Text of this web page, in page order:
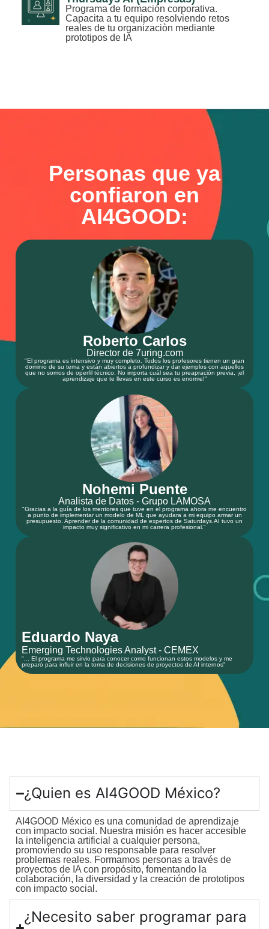
Programa de formación corporativa.
Capacita a tu equipo resolviendo retos
reales de tu organizaciòn mediante
prototipos de IA
Personas que ya
confiaron en
AI4GOOD:
Roberto Carlos
Director de 7uring.com
"El programa es intensivo y muy completo. Todos los profesores tienen un gran
dominio de su tema y están abiertos a profundizar y dar ejemplos con aquellos
que no somos de operfil técnico. No importa cuál sea tu preapración previa, ¡el
aprendizaje que te llevas en este curso es enorme!"
Nohemi Puente
Analista de Datos - Grupo LAMOSA
"Gracias a la guía de los mentores que tuve en el programa ahora me encuentro
a punto de implementar un modelo de ML que ayudara a mi equipo armar un
presupuesto. Aprender de la comunidad de expertos de Saturdays.AI tuvo un
impacto muy significativo en mi carrera profesional."
Eduardo Naya
Emerging Technologies Analyst - CEMEX
"... El programa me sirvio para conocer como funcionan estos modelos y me
preparó para influir en la toma de decisiones de proyectos de AI internos"
¿Quien es AI4GOOD México?
AI4GOOD México es una comunidad de aprendizaje
con impacto social. Nuestra misión es hacer accesible
la inteligencia artificial a cualquier persona,
promoviendo su uso responsable para resolver
problemas reales. Formamos personas a través de
proyectos de IA con propósito, fomentando la
colaboración, la diversidad y la creación de prototipos
con impacto social.
¿Necesito saber programar para